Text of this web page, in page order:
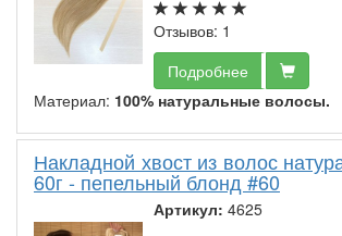
Отзывов: 1
Подробнее
Материал: 100% натуральные волосы.
Накладной хвост из волос
60г - пепельный блонд #60
Артикул: 4625